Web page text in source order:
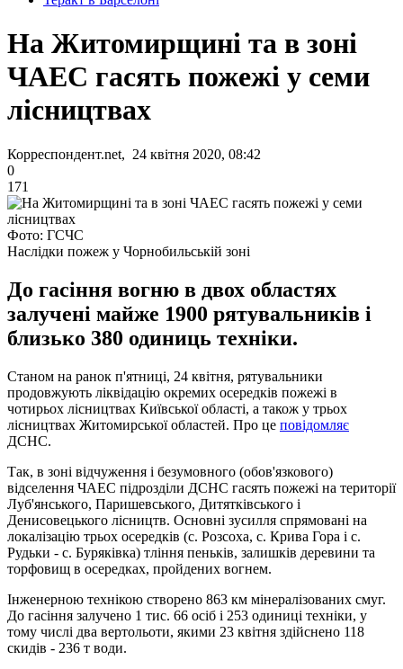
На Житомирщині та в зоні
ЧАЕС гасять пожежі у семи
лісництвах
Корреспондент.net, 24 квітня 2020, 08:42
0
171
Фото: ГСЧС
Наслідки пожеж у Чорнобильській зоні
До гасіння вогню в двох областях
залучені майже 1900 рятувальників і
близько 380 одиниць техніки.
Станом на ранок п'ятниці, 24 квітня, рятувальники
продовжують ліквідацію окремих осередків пожежі в
чотирьох лісництвах Київської області, а також у трьох
лісництвах Житомирської областей. Про це повідомляє
ДСНС.
Так, в зоні відчуження і безумовного (обов'язкового)
відселення ЧАЕС підрозділи ДСНС гасять пожежі на території
Луб'янського, Паришевського, Дитятківського і
Денисовецького лісництв. Основні зусилля спрямовані на
локалізацію трьох осередків (с. Розсоха, с. Крива Гора і с.
Рудьки - с. Буряківка) тління пеньків, залишків деревини та
торфовищ в осередках, пройдених вогнем.
Інженерною технікою створено 863 км мінералізованих смуг.
До гасіння залучено 1 тис. 66 осіб і 253 одиниці техніки, у
тому числі два вертольоти, якими 23 квітня здійснено 118
скидів - 236 т води.